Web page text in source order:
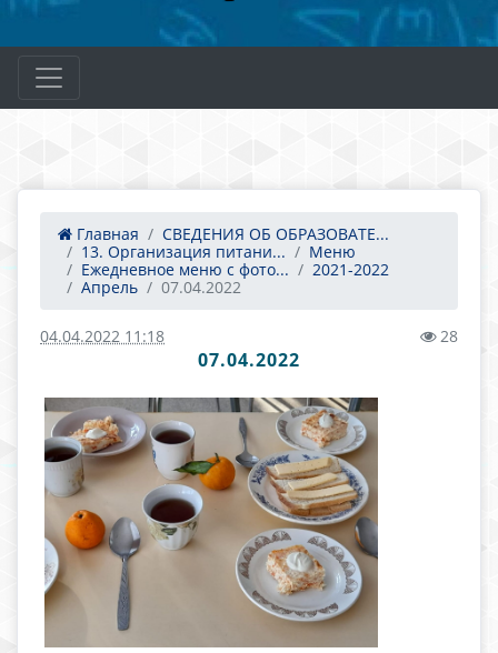
Главная
СВЕДЕНИЯ ОБ ОБРАЗОВАТЕ...
13. Организация питани...
Меню
Ежедневное меню с фото...
2021-2022
Апрель
07.04.2022
04.04.2022 11:18 28
07.04.2022